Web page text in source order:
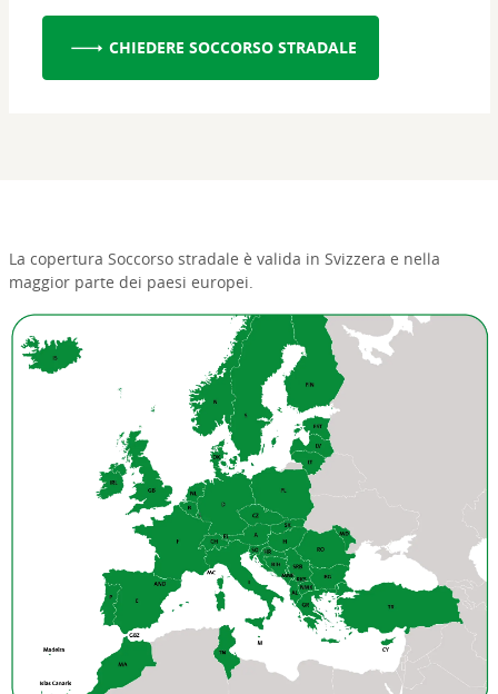
CHIEDERE SOCCORSO STRADALE
La copertura Soccorso stradale è valida in Svizzera e nella
maggior parte dei paesi europei.